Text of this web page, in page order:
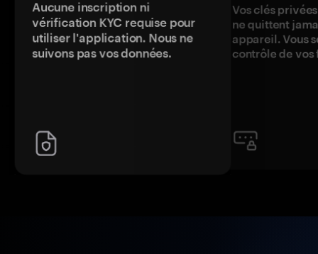
Aucune inscription ni
vérification KYC requise pour
utiliser l'application. Nous ne
suivons pas vos données.
Vos clés
ne quittent
appareil. Vous
contrôle de vos